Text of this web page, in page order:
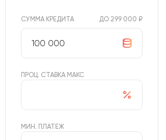
СУММА КРЕДИТА ДО 299 000 ₽
ПРОЦ. СТАВКА МАКС
МИН. ПЛАТЕЖ